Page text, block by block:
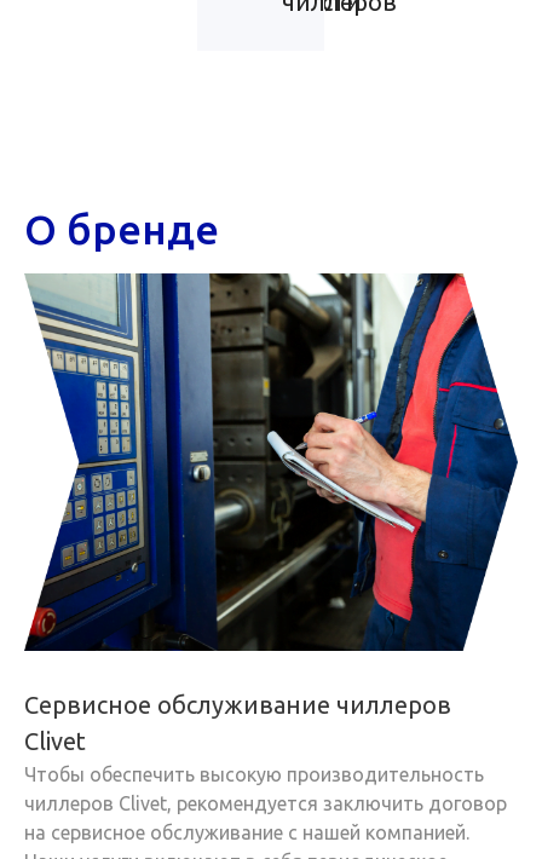
О бренде
Сервисное обслуживание чиллеров
Clivet
Чтобы обеспечить высокую производительность
чиллеров Clivet, рекомендуется заключить договор
на сервисное обслуживание с нашей компанией.